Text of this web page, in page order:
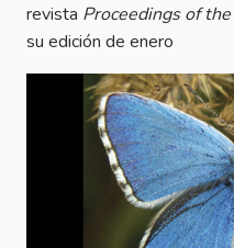
revista Proceedings of
su edición de enero